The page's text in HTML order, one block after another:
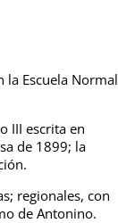
la Escuela Normal
III escrita en
de 1899; la
regionales, con
de Antonino.